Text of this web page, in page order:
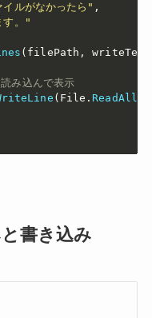
ルがなかったら" ,
す。"
( filePath ,
み込んで表示
( File .
書き込み